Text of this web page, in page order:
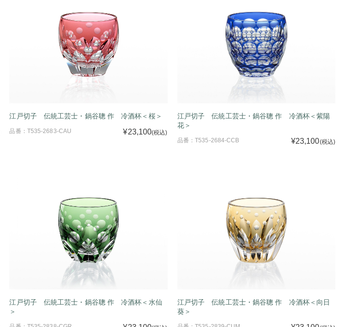
江戸切子 伝統工芸士・鍋谷聰 作 冷酒杯＜桜＞
品番：T535-2683-CAU ¥23,100(税込)
江戸切子 伝統工芸士・鍋谷聰 作 冷酒杯＜紫陽
花＞
品番：T535-2684-CCB ¥23,100(税込)
江戸切子 伝統工芸士・鍋谷聰 作 冷酒杯＜水仙
＞
江戸切子 伝統工芸士・鍋谷聰 作 冷酒杯＜向日
葵＞